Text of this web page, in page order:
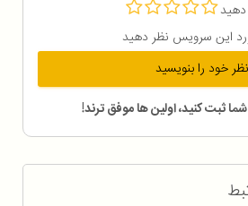
دهید
این سرویس نظر دهید
نظر خود را بنویسید
شما ثبت کنید، اولین ها موفق ترند!